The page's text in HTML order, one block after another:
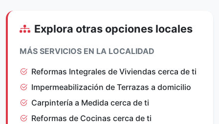
Explora otras opciones locales
MÁS SERVICIOS EN LA LOCALIDAD
Reformas Integrales de Viviendas cerca de ti
Impermeabilización de Terrazas a domicilio
Carpintería a Medida cerca de ti
Reformas de Cocinas cerca de ti